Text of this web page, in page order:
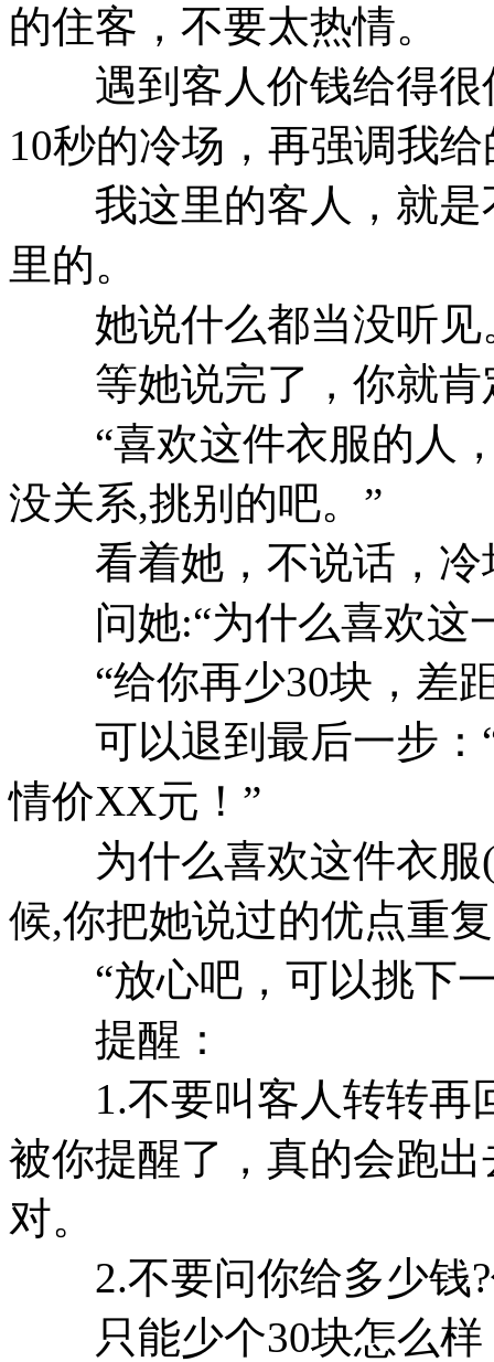
的住客，不要太热情。
遇到客人价钱给得很
10秒的冷场，再强调我
我这里的客人，就是
里的。
她说什么都当没听见
等她说完了，你就肯
“喜欢这件衣服的人，
没关系,挑别的吧。”
看着她，不说话，冷
问她:“为什么喜欢这
“给你再少30块，差距
可以退到最后一步：“
情价XX元！”
为什么喜欢这件衣服(
候,你把她说过的优点重
“放心吧，可以挑下一
提醒：
1.不要叫客人转转再
被你提醒了，真的会跑
对。
2.不要问你给多少钱?
只能少个30块怎么样